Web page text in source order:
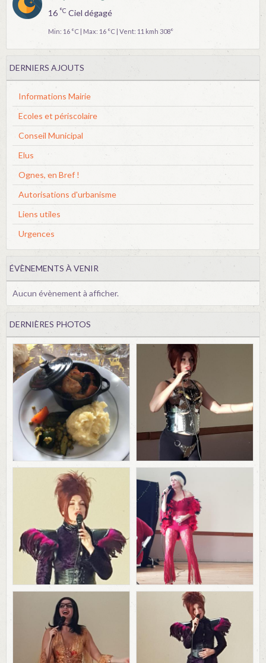
16 °C Ciel dégagé
Min: 16 °C | Max: 16 °C | Vent: 11 kmh 308°
DERNIERS AJOUTS
Informations Mairie
Ecoles et périscolaire
Conseil Municipal
Elus
Ognes, en Bref !
Autorisations d'urbanisme
Liens utiles
Urgences
ÉVÈNEMENTS À VENIR
Aucun évènement à afficher.
DERNIÈRES PHOTOS